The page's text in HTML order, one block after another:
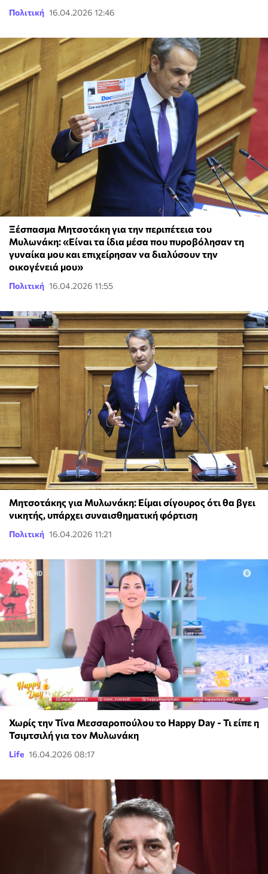
Πολιτική 16.04.2026 12:46
Ξέσπασμα Μητσοτάκη για την περιπέτεια του
Μυλωνάκη: «Είναι τα ίδια μέσα που πυροβόλησαν τη
γυναίκα μου και επιχείρησαν να διαλύσουν την
οικογένειά μου»
Πολιτική 16.04.2026 11:55
Μητσοτάκης για Μυλωνάκη: Είμαι σίγουρος ότι θα βγει
νικητής, υπάρχει συναισθηματική φόρτιση
Πολιτική 16.04.2026 11:21
Χωρίς την Τίνα Μεσσαροπούλου το Happy Day - Τι είπε η
Τσιμτσιλή για τον Μυλωνάκη
Life 16.04.2026 08:17